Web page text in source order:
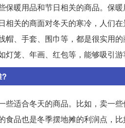
保暖用品和节日相关的商品。保
相关的商面对冬天的寒冷，人们
帽、手套、围巾等，都是很实用
灯笼、年画、红包等，能够吸引游
?
些适合冬天的商品。比如，卖一
食品也是冬季摆地摊的利润点，